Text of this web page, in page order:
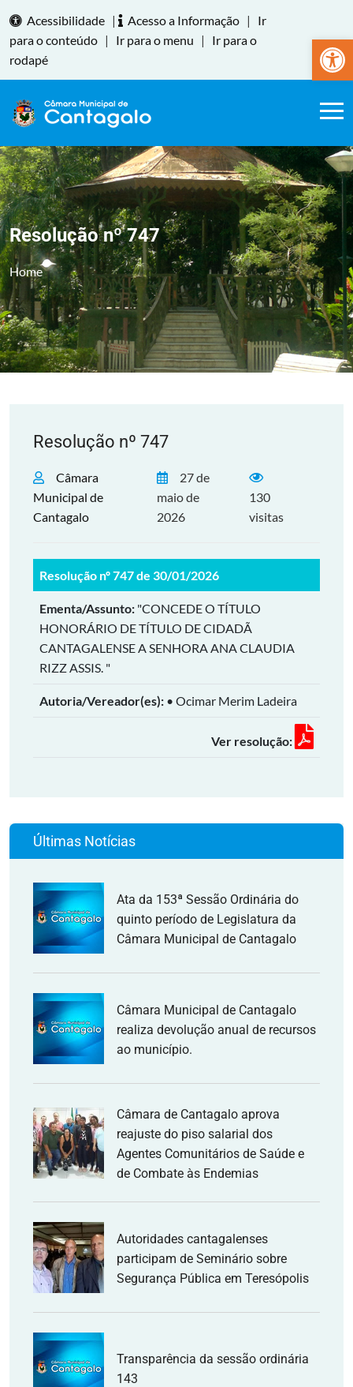
Abrir
Acessibilidade | Acesso a Informação |
Ir
para o conteúdo | Ir para o menu |
Ir para o
rodapé
Resolução nº 747
Home
Resolução nº 747
Câmara
Municipal de
Cantagalo
27 de
maio de
2026
130
visitas
Resolução nº 747 de 30/01/2026
Ementa/Assunto: "CONCEDE O TÍTULO
HONORÁRIO DE TÍTULO DE CIDADÃ
CANTAGALENSE A SENHORA ANA CLAUDIA
RIZZ ASSIS. "
Autoria/Vereador(es): • Ocimar Merim Ladeira
Ver resolução:
Últimas Notícias
Ata da 153ª Sessão Ordinária do
quinto período de Legislatura da
Câmara Municipal de Cantagalo
Câmara Municipal de Cantagalo
realiza devolução anual de recursos
ao município.
Câmara de Cantagalo aprova
reajuste do piso salarial dos
Agentes Comunitários de Saúde e
de Combate às Endemias
Autoridades cantagalenses
participam de Seminário sobre
Segurança Pública em Teresópolis
Transparência da sessão ordinária
143